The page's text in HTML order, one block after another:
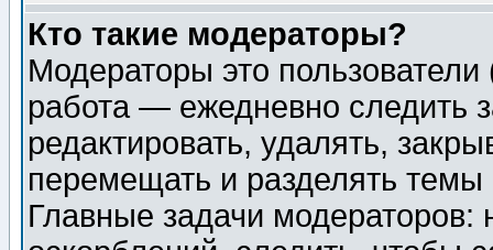
Кто такие модераторы?
Модераторы это
работа — ежедневно следить
редактировать, удалять,
перемещать и разделять
Главные задачи